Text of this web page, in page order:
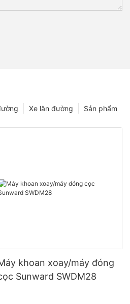
Sản phẩm
Xe lăn đường
khoan xoay/máy đóng
Sunward SWDM28